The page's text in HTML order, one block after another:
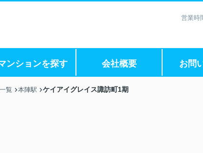
営業時
ンションを探す 会社概要 お問
覧 本陣駅 ケイアイグレイス諏訪町1期